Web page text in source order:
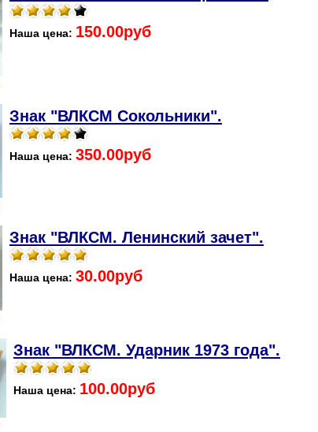
Наша цена: 150.00руб
Знак "ВЛКСМ Сокольники".
Наша цена: 350.00руб
Знак "ВЛКСМ. Ленинский зачет".
Наша цена: 30.00руб
Знак "ВЛКСМ. Ударник 1973 года".
Наша цена: 100.00руб